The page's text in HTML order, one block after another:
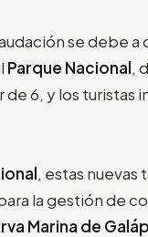
se debe
Parque Nacional,
de 6, y los
, estas
la gestión de
Marina de